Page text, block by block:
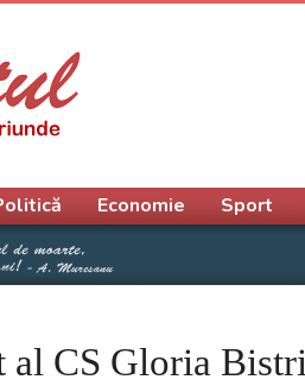
al CS Gloria
Economie Sport